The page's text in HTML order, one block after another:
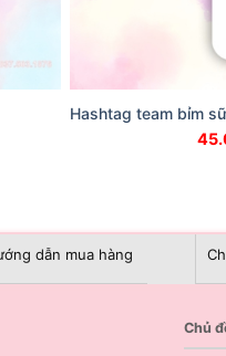
Hashtag team bỉm
dẫn mua hàng
Chủ